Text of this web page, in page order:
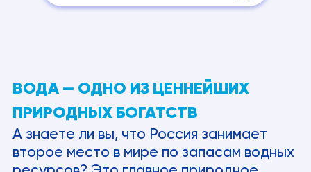
ВОДА — ОДНО ИЗ ЦЕННЕЙШИХ
ПРИРОДНЫХ БОГАТСТВ
А знаете ли вы, что Россия занимает
второе место в мире по запасам водных